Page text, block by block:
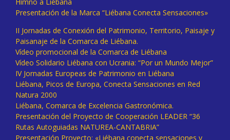
Presentación de la Marca “Liébana Conecta Sensaciones»
II Jornadas de Conexión del Patrimonio, Territorio, Paisaje y
Paisanaje de la Comarca de Liébana.
Vídeo promocional de la Comarca de Liébana
Vídeo Solidario Liébana con Ucrania: “Por un Mundo Mejor”
IV Jornadas Europeas de Patrimonio en Liébana
Liébana, Picos de Europa, Conecta Sensaciones en Red
Natura 2000
Liébana, Comarca de Excelencia Gastronómica.
Presentación del Proyecto de Cooperación LEADER “36
Rutas Autoguiadas NATUREA-CANTABRIA”
Presentación Proyecto: «Liébana conecta sensaciones y